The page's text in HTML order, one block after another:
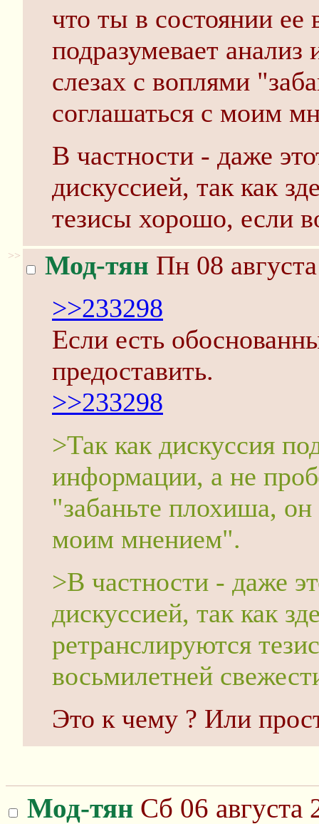
что ты в состоянии ее
подразумевает
слезах с воплями
соглашаться с моим
В частности - даже
дискуссией, так как
тезисы хорошо, если
>> Мод-тян Пн 08
>>233298
Если есть
предоставить.
>>233298
>Так как дискуссия
информации, а не
"забаньте плохиша, он
моим мнением".
>В частности - даже
дискуссией, так как
ретранслируются
восьмилетней
Это к чему ? Или
Мод-тян Сб 06 августа